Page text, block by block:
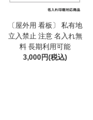
〔屋外用 看板〕 私有地
立入禁止 注意 名入れ無
料 長期利用可能
3,000円(税込)